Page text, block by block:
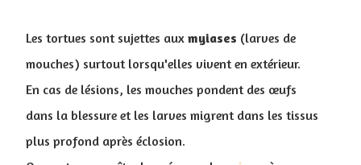
Les tortues sont sujettes aux myiases (larves de
mouches) surtout lorsqu'elles vivent en extérieur.
En cas de lésions, les mouches pondent des œufs
dans la blessure et les larves migrent dans les tissus
plus profond après éclosion.